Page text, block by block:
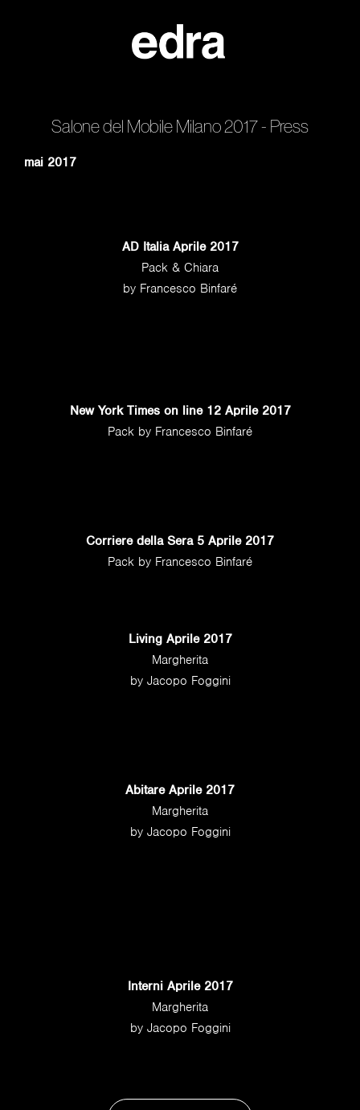
Salone del Mobile Milano 2017 - Press
mai 2017
AD Italia Aprile 2017
Pack & Chiara
by Francesco Binfaré
New York Times on line 12 Aprile 2017
Pack by Francesco Binfaré
Corriere della Sera 5 Aprile 2017
Pack by Francesco Binfaré
Living Aprile 2017
Margherita
by Jacopo Foggini
Abitare Aprile 2017
Margherita
by Jacopo Foggini
Interni Aprile 2017
Margherita
by Jacopo Foggini